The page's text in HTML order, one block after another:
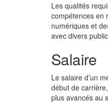
Les qualités
compétences en
numériques et
avec divers
Salaire
Le salaire d’un
début de
plus avancés au